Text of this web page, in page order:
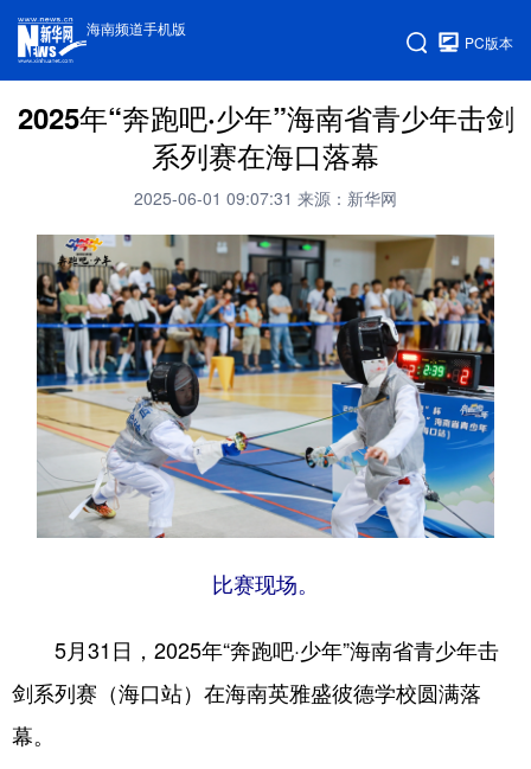
海南频道手机版
PC版本
2025年“奔跑吧·少年”海南省青少年击剑
系列赛在海口落幕
2025-06-01 09:07:31 来源：新华网
比赛现场。
5月31日，2025年“奔跑吧·少年”海南省青少年击
剑系列赛（海口站）在海南英雅盛彼德学校圆满落
幕。